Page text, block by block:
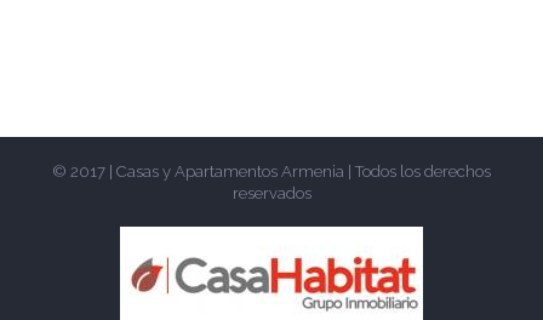
© 2017 | Casas y Apartamentos Armenia | Todos los derechos
reservados